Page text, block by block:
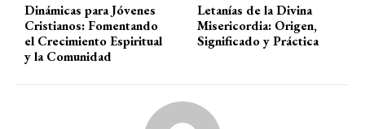
Dinámicas para Jóvenes
Cristianos: Fomentando
el Crecimiento Espiritual
y la Comunidad
Letanías de la Divina
Misericordia: Origen,
Significado y Práctica